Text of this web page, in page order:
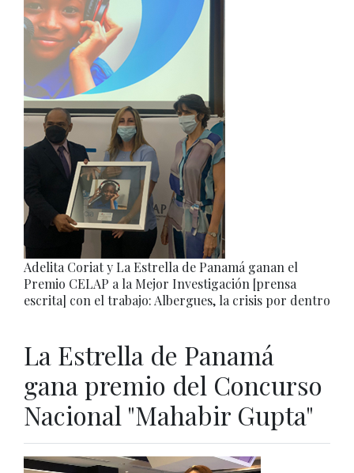
Adelita Coriat y La Estrella de Panamá ganan el
Premio CELAP a la Mejor Investigación [prensa
escrita] con el trabajo: Albergues, la crisis por dentro
La Estrella de Panamá
gana premio del Concurso
Nacional "Mahabir Gupta"